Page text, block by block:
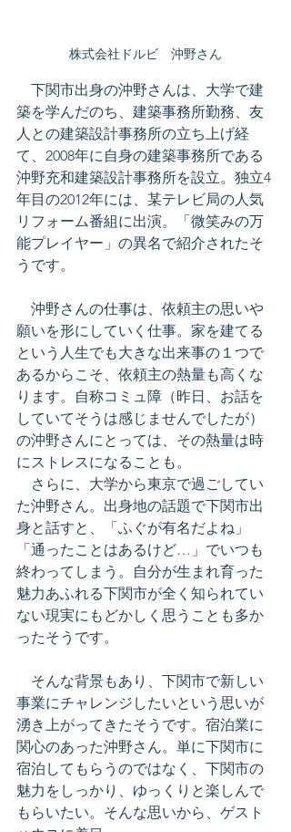
株式会社ドルビ　沖野さん
下関市出身の沖野さんは、大学で建
築を学んだのち、建築事務所勤務、友
人との建築設計事務所の立ち上げ経
て、2008年に自身の建築事務所である
沖野充和建築設計事務所を設立。独立4
年目の2012年には、某テレビ局の人気
リフォーム番組に出演。「微笑みの万
能プレイヤー」の異名で紹介されたそ
うです。
沖野さんの仕事は、依頼主の思いや
願いを形にしていく仕事。家を建てる
という人生でも大きな出来事の１つで
あるからこそ、依頼主の熱量も高くな
ります。自称コミュ障（昨日、お話を
していてそうは感じませんでしたが）
の沖野さんにとっては、その熱量は時
にストレスになることも。
さらに、大学から東京で過ごしてい
た沖野さん。出身地の話題で下関市出
身と話すと、「ふぐが有名だよね」
「通ったことはあるけど…」でいつも
終わってしまう。自分が生まれ育った
魅力あふれる下関市が全く知られてい
ない現実にもどかしく思うことも多か
ったそうです。
そんな背景もあり、下関市で新しい
事業にチャレンジしたいという思いが
湧き上がってきたそうです。宿泊業に
関心のあった沖野さん。単に下関市に
宿泊してもらうのではなく、下関市の
魅力をしっかり、ゆっくりと楽しんで
もらいたい。そんな思いから、ゲスト